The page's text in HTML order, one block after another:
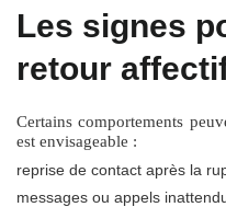
Les signes
retour
Certains comportements
est envisageable :
reprise de contact après la
messages ou appels